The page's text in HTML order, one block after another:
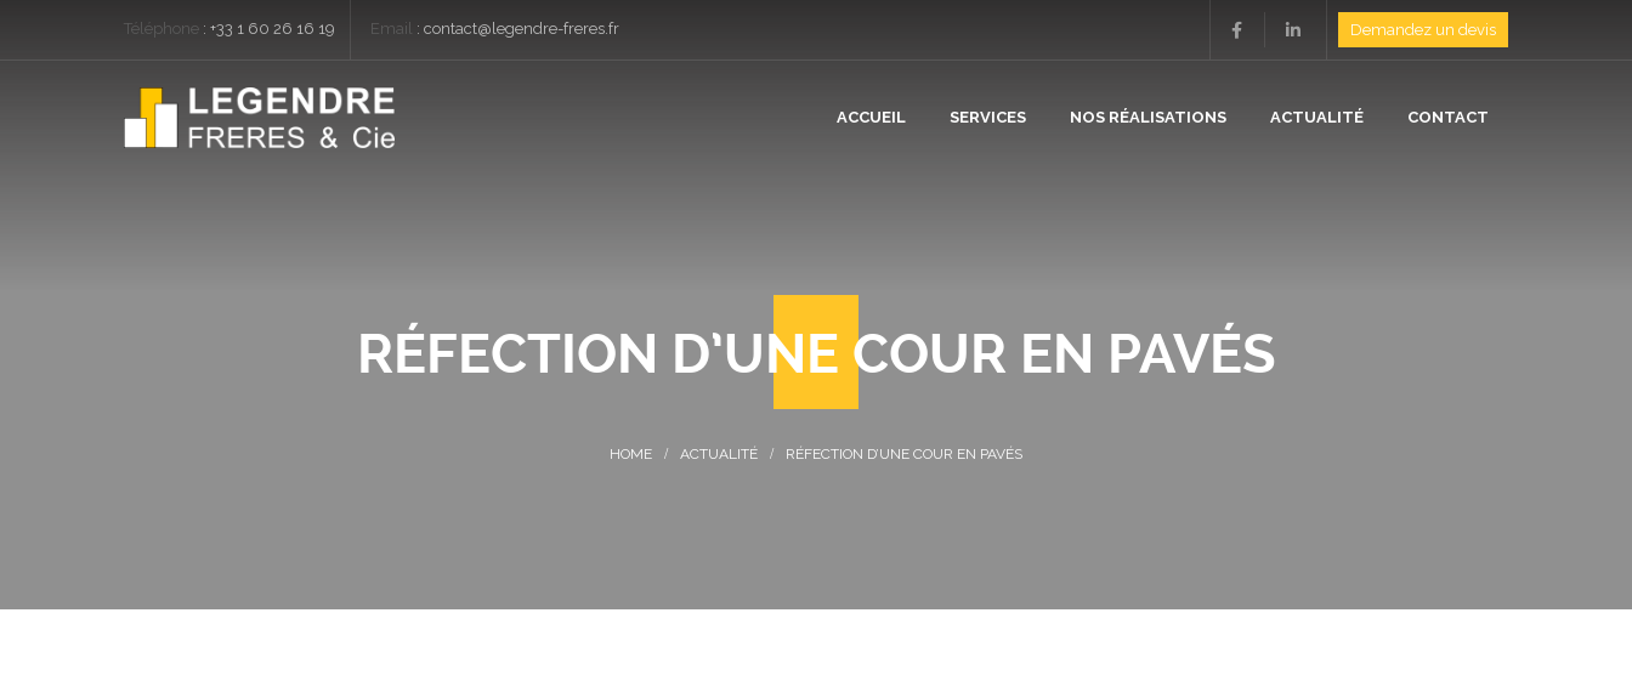
Téléphone : +33 1 60 26 16 19 Email : contact@legendre-freres.fr Demandez un devis
ACCUEIL SERVICES
PLÂTRERIE / ISOLATION
COUVERTURE
NOS RÉALISATIONS ACTUALITÉ CONTACT
RÉFECTION D’UNE COUR EN PAVÉS
ACTUALITÉ RÉFECTION D’UNE COUR EN PAVÉS